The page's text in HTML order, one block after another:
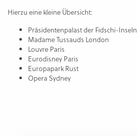
Hierzu eine kleine Übersicht:
Präsidentenpalast der Fidschi-Inseln
Madame Tussauds London
Louvre Paris
Eurodisney Paris
Europapark Rust
Opera Sydney